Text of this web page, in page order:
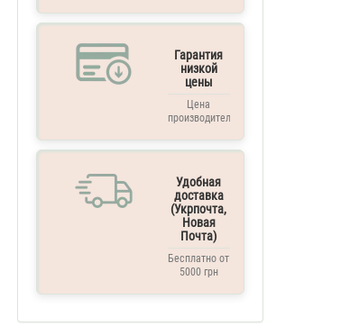
Гарантия
низкой
цены
Цена
производителя
Удобная
доставка
(Укрпочта,
Новая
Почта)
Бесплатно от
5000 грн